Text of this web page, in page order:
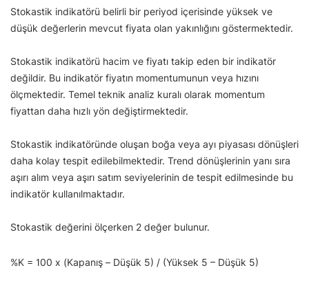
Stokastik indikatörü belirli bir periyod içerisinde yüksek ve
düşük değerlerin mevcut fiyata olan yakınlığını göstermektedir.
Stokastik indikatörü hacim ve fiyatı takip eden bir indikatör
değildir. Bu indikatör fiyatın momentumunun veya hızını
ölçmektedir. Temel teknik analiz kuralı olarak momentum
fiyattan daha hızlı yön değiştirmektedir.
Stokastik indikatöründe oluşan boğa veya ayı piyasası dönüşleri
daha kolay tespit edilebilmektedir. Trend dönüşlerinin yanı sıra
aşırı alım veya aşırı satım seviyelerinin de tespit edilmesinde bu
indikatör kullanılmaktadır.
Stokastik değerini ölçerken 2 değer bulunur.
%K = 100 x (Kapanış – Düşük 5) / (Yüksek 5 – Düşük 5)